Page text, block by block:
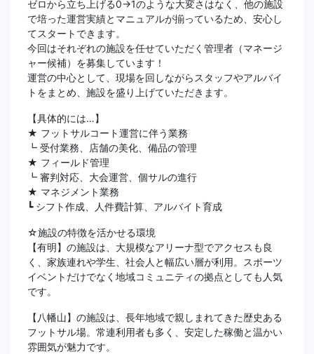
ゼロから立ち上げる0→1のような大変さはなく、他の施設
で培った運営実績とマニュアルが揃っているため、安心し
てスタートできます。
今回はそれぞれの施設を任せていただく管理者（マネージ
ャー候補）を募集しています！
運営の中心として、現場を回しながらスタッフやアルバイ
トをまとめ、施設を盛り上げていただきます。
【具体的には…】
★ フットサルコート運営に伴う業務
┗ 受付業務、店舗の美化、備品の管理
★ フィールド管理
┗ 審判対応、大会運営、個サルの進行
★ マネジメント業務
┗ シフト作成、人件費計算、アルバイト育成
☆施設の特徴を活かせる環境
【有明】の施設は、大規模なアリーナ型でアクセスも良
く、家族連れや学生、社会人と幅広い層が利用。スポーツ
イベントだけでなく地域コミュニティの拠点としても人気
です。
【八幡山】の施設は、長年地域で親しまれてきた歴史ある
フットサル場。常連利用者も多く、安定した稼働と温かい
雰囲気が魅力です。